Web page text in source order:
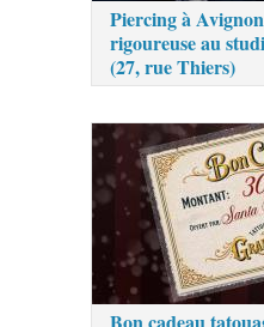
Piercing à
rigoureuse au
(27, rue Thiers)
Bon cadeau